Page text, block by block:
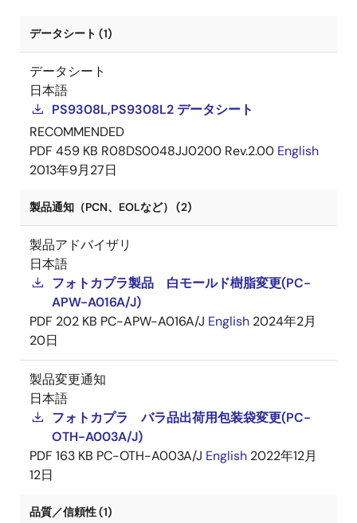
データシート (1)
データシート
日本語
PS9308L,PS9308L2 データシート
RECOMMENDED
PDF 459 KB R08DS0048JJ0200 Rev.2.00 English
2013年9月27日
製品通知（PCN、EOLなど） (2)
製品アドバイザリ
日本語
フォトカプラ製品 白モールド樹脂変更(PC-
APW-A016A/J)
PDF 202 KB PC-APW-A016A/J English 2024年2月
20日
製品変更通知
日本語
フォトカプラ バラ品出荷用包装袋変更(PC-
OTH-A003A/J)
PDF 163 KB PC-OTH-A003A/J English 2022年12月
12日
品質／信頼性 (1)